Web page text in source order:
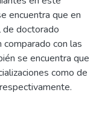
encuentra que en
de doctorado
con las
se encuentra que
como de